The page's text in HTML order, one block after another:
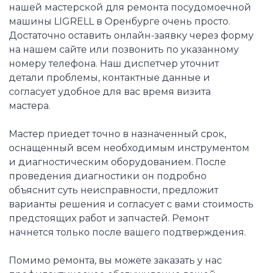
нашей мастерской для ремонта посудомоечной
машины LIGRELL в Оренбурге очень просто.
Достаточно оставить онлайн-заявку через форму
на нашем сайте или позвонить по указанному
номеру телефона. Наш диспетчер уточнит
детали проблемы, контактные данные и
согласует удобное для вас время визита
мастера.
Мастер приедет точно в назначенный срок,
оснащенный всем необходимым инструментом
и диагностическим оборудованием. После
проведения диагностики он подробно
объяснит суть неисправности, предложит
варианты решения и согласует с вами стоимость
предстоящих работ и запчастей. Ремонт
начнется только после вашего подтверждения.
Помимо ремонта, вы можете заказать у нас